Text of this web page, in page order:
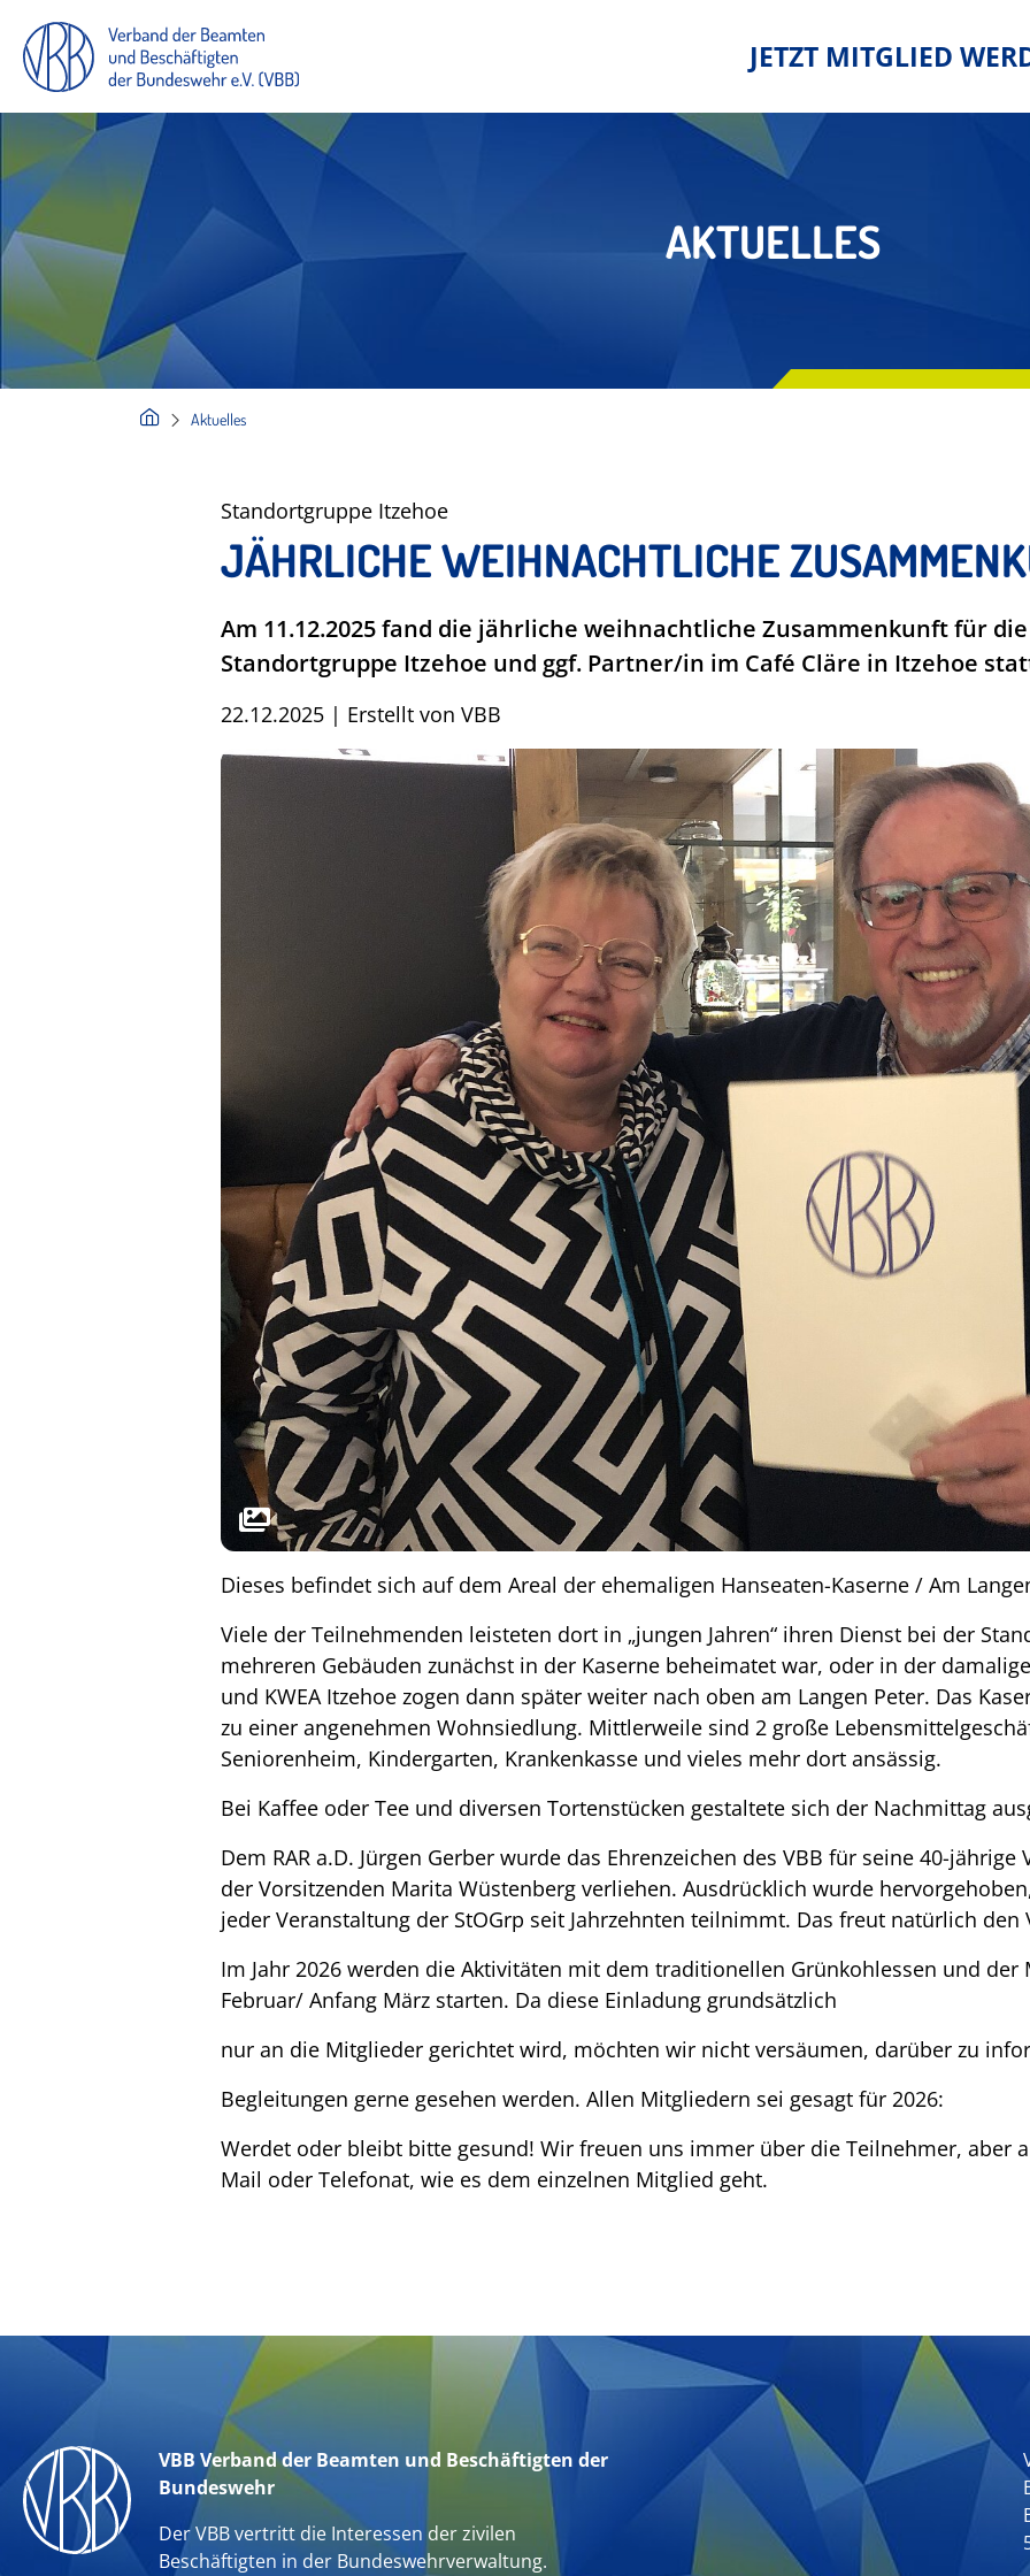
JETZT MITGLIED
AKTUELLES
Aktuelles
Standortgruppe Itzehoe
JÄHRLICHE WEIHNACHTLICHE
Am 11.12.2025 fand die jährliche weihnachtliche Zusammenkunft für
Standortgruppe Itzehoe und ggf. Partner/in im Café Cläre in Itzehoe
22.12.2025 | Erstellt von VBB
Dieses befindet sich auf dem Areal der ehemaligen Hanseaten-Kaserne / Am
Viele der Teilnehmenden leisteten dort in „jungen Jahren“ ihren Dienst bei der
mehreren Gebäuden zunächst in der Kaserne beheimatet war, oder in der
und KWEA Itzehoe zogen dann später weiter nach oben am Langen Peter. Das
zu einer angenehmen Wohnsiedlung. Mittlerweile sind 2 große
Seniorenheim, Kindergarten, Krankenkasse und vieles mehr dort ansässig.
Bei Kaffee oder Tee und diversen Tortenstücken gestaltete sich der Nachmittag
Dem RAR a.D. Jürgen Gerber wurde das Ehrenzeichen des VBB für seine 40-
der Vorsitzenden Marita Wüstenberg verliehen. Ausdrücklich wurde
jeder Veranstaltung der StOGrp seit Jahrzehnten teilnimmt. Das freut natürlich
Im Jahr 2026 werden die Aktivitäten mit dem traditionellen Grünkohlessen und
Februar/ Anfang März starten. Da diese Einladung grundsätzlich
nur an die Mitglieder gerichtet wird, möchten wir nicht versäumen, darüber zu
Begleitungen gerne gesehen werden. Allen Mitgliedern sei gesagt für 2026:
Werdet oder bleibt bitte gesund! Wir freuen uns immer über die Teilnehmer, aber
Mail oder Telefonat, wie es dem einzelnen Mitglied geht.
VBB Verband der Beamten und Beschäftigten der
Bundeswehr
Der VBB vertritt die Interessen der zivilen
Beschäftigten in der Bundeswehrverwaltung.